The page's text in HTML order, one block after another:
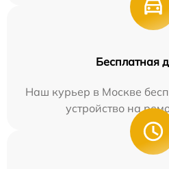
Бесплатная
Наш курьер в Москве
устройство на